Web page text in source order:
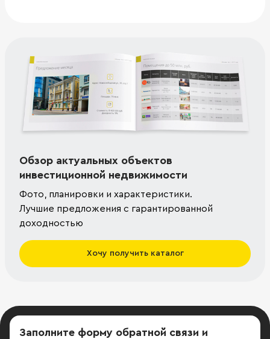
Обзор актуальных объектов
инвестиционной недвижимости
Фото, планировки и характеристики.
Лучшие предложения с гарантированной
доходностью
Хочу получить каталог
Заполните форму обратной связи и